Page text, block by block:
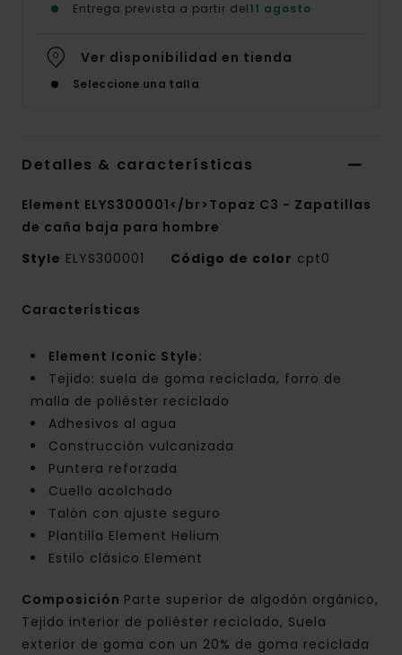
Entrega prevista a partir del11 agosto
Ver disponibilidad en tienda
Seleccione una talla
Detalles & características
Element ELYS300001</br>Topaz C3 - Zapatillas
de caña baja para hombre
Style ELYS300001 Código de color cpt0
Características
Element Iconic Style:
Tejido: suela de goma reciclada, forro de
malla de poliéster reciclado
Adhesivos al agua
Construcción vulcanizada
Puntera reforzada
Cuello acolchado
Talón con ajuste seguro
Plantilla Element Helium
Estilo clásico Element
Composición Parte superior de algodón orgánico,
Tejido interior de poliéster reciclado, Suela
exterior de goma con un 20% de goma reciclada